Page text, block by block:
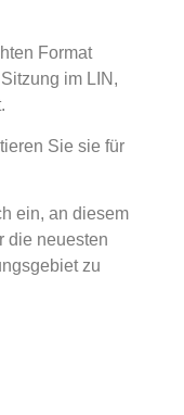
Format
im LIN,
Sie sie für
ein, an diesem
die neuesten
zu